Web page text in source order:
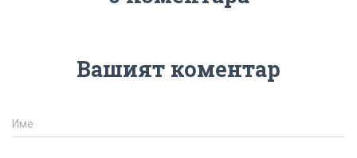
Вашият коментар
Име